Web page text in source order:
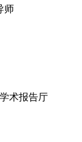
师
术报告厅